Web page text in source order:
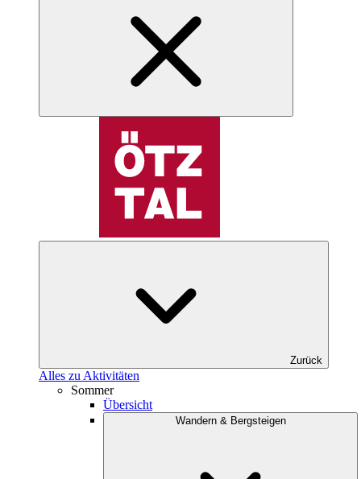
Zurück
Alles zu Aktivitäten
Sommer
Übersicht
Wandern & Bergsteigen